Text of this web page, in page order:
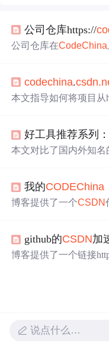
公司仓库https://
公司仓库在CodeChina
codechina.csdn
本文指导如何将项目从
好工具推荐系列
本文对比了国内外知名
介绍了各平台的特点和
我的CODEChina
博客提供了一个CSDN
github的CSDN加
博客提供了一个链接
说点什么…